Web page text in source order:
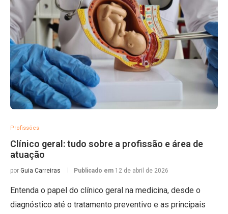
Profissões
Clínico geral: tudo sobre a profissão e área de
atuação
por Guia Carreiras Publicado em 12 de abril de 2026
Entenda o papel do clínico geral na medicina, desde o
diagnóstico até o tratamento preventivo e as principais